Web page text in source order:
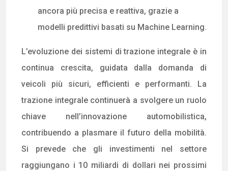
ancora più precisa e reattiva, grazie a
modelli predittivi basati su Machine Learning.
L’evoluzione dei sistemi di trazione integrale è in
continua crescita, guidata dalla domanda di
veicoli più sicuri, efficienti e performanti. La
trazione integrale continuerà a svolgere un ruolo
chiave nell’innovazione automobilistica,
contribuendo a plasmare il futuro della mobilità.
Si prevede che gli investimenti nel settore
raggiungano i 10 miliardi di dollari nei prossimi